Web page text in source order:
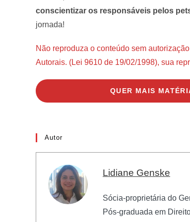
conscientizar os responsáveis pelos
jornada!
Não reproduza o conteúdo sem
Autorais. (Lei 9610 de 19/02/1998), sua
QUER MAIS
Autor
Lidiane Genske
Sócia-proprietária do
Pós-graduada em